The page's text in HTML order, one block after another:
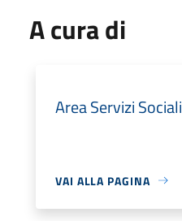
A cura di
Area Servizi Sociali
VAI ALLA PAGINA